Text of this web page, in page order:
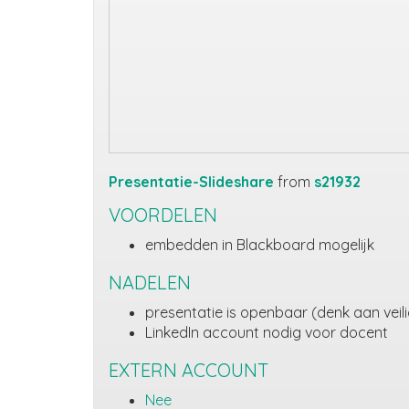
Presentatie-Slideshare from s21932
VOORDELEN
embedden in Blackboard mogelijk
NADELEN
presentatie is openbaar (denk aan
LinkedIn account nodig voor docent
EXTERN ACCOUNT
Nee